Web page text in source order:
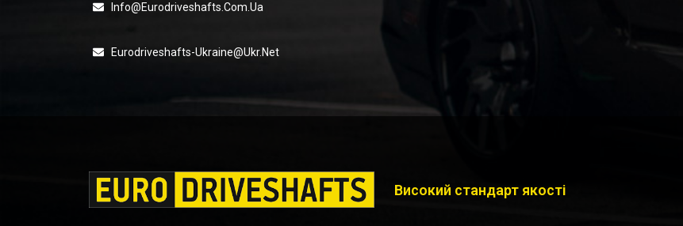
Info@eurodriveshafts.com.ua
Eurodriveshafts-Ukraine@ukr.net
Високий стандарт якості